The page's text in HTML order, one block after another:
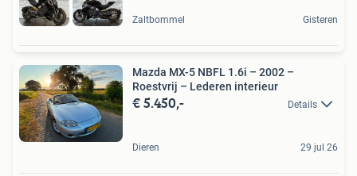
Zaltbommel Gisteren
Mazda MX-5 NBFL 1.6i – 2002 –
Roestvrij – Lederen interieur
€ 5.450,- Details
Dieren 29 jul 26